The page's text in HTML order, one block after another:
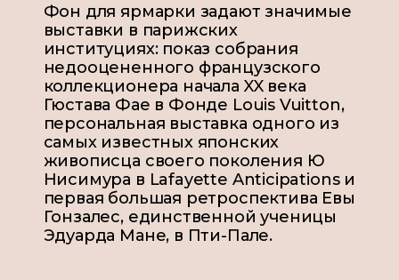
Фон для ярмарки задают значимые
выставки в парижских
институциях: показ собрания
недооцененного французского
коллекционера начала XX века
Гюстава Фае в Фонде Louis Vuitton,
персональная выставка одного из
самых известных японских
живописца своего поколения Ю
Нисимура в Lafayette Anticipations и
первая большая ретроспектива Евы
Гонзалес, единственной ученицы
Эдуарда Мане, в Пти-Пале.